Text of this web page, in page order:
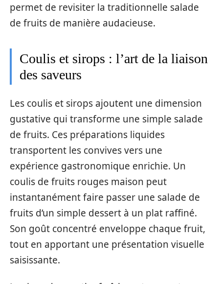
permet de revisiter la traditionnelle salade
de fruits de manière audacieuse.
Coulis et sirops : l’art de la liaison
des saveurs
Les coulis et sirops ajoutent une dimension
gustative qui transforme une simple salade
de fruits. Ces préparations liquides
transportent les convives vers une
expérience gastronomique enrichie. Un
coulis de fruits rouges maison peut
instantanément faire passer une salade de
fruits d’un simple dessert à un plat raffiné.
Son goût concentré enveloppe chaque fruit,
tout en apportant une présentation visuelle
saisissante.